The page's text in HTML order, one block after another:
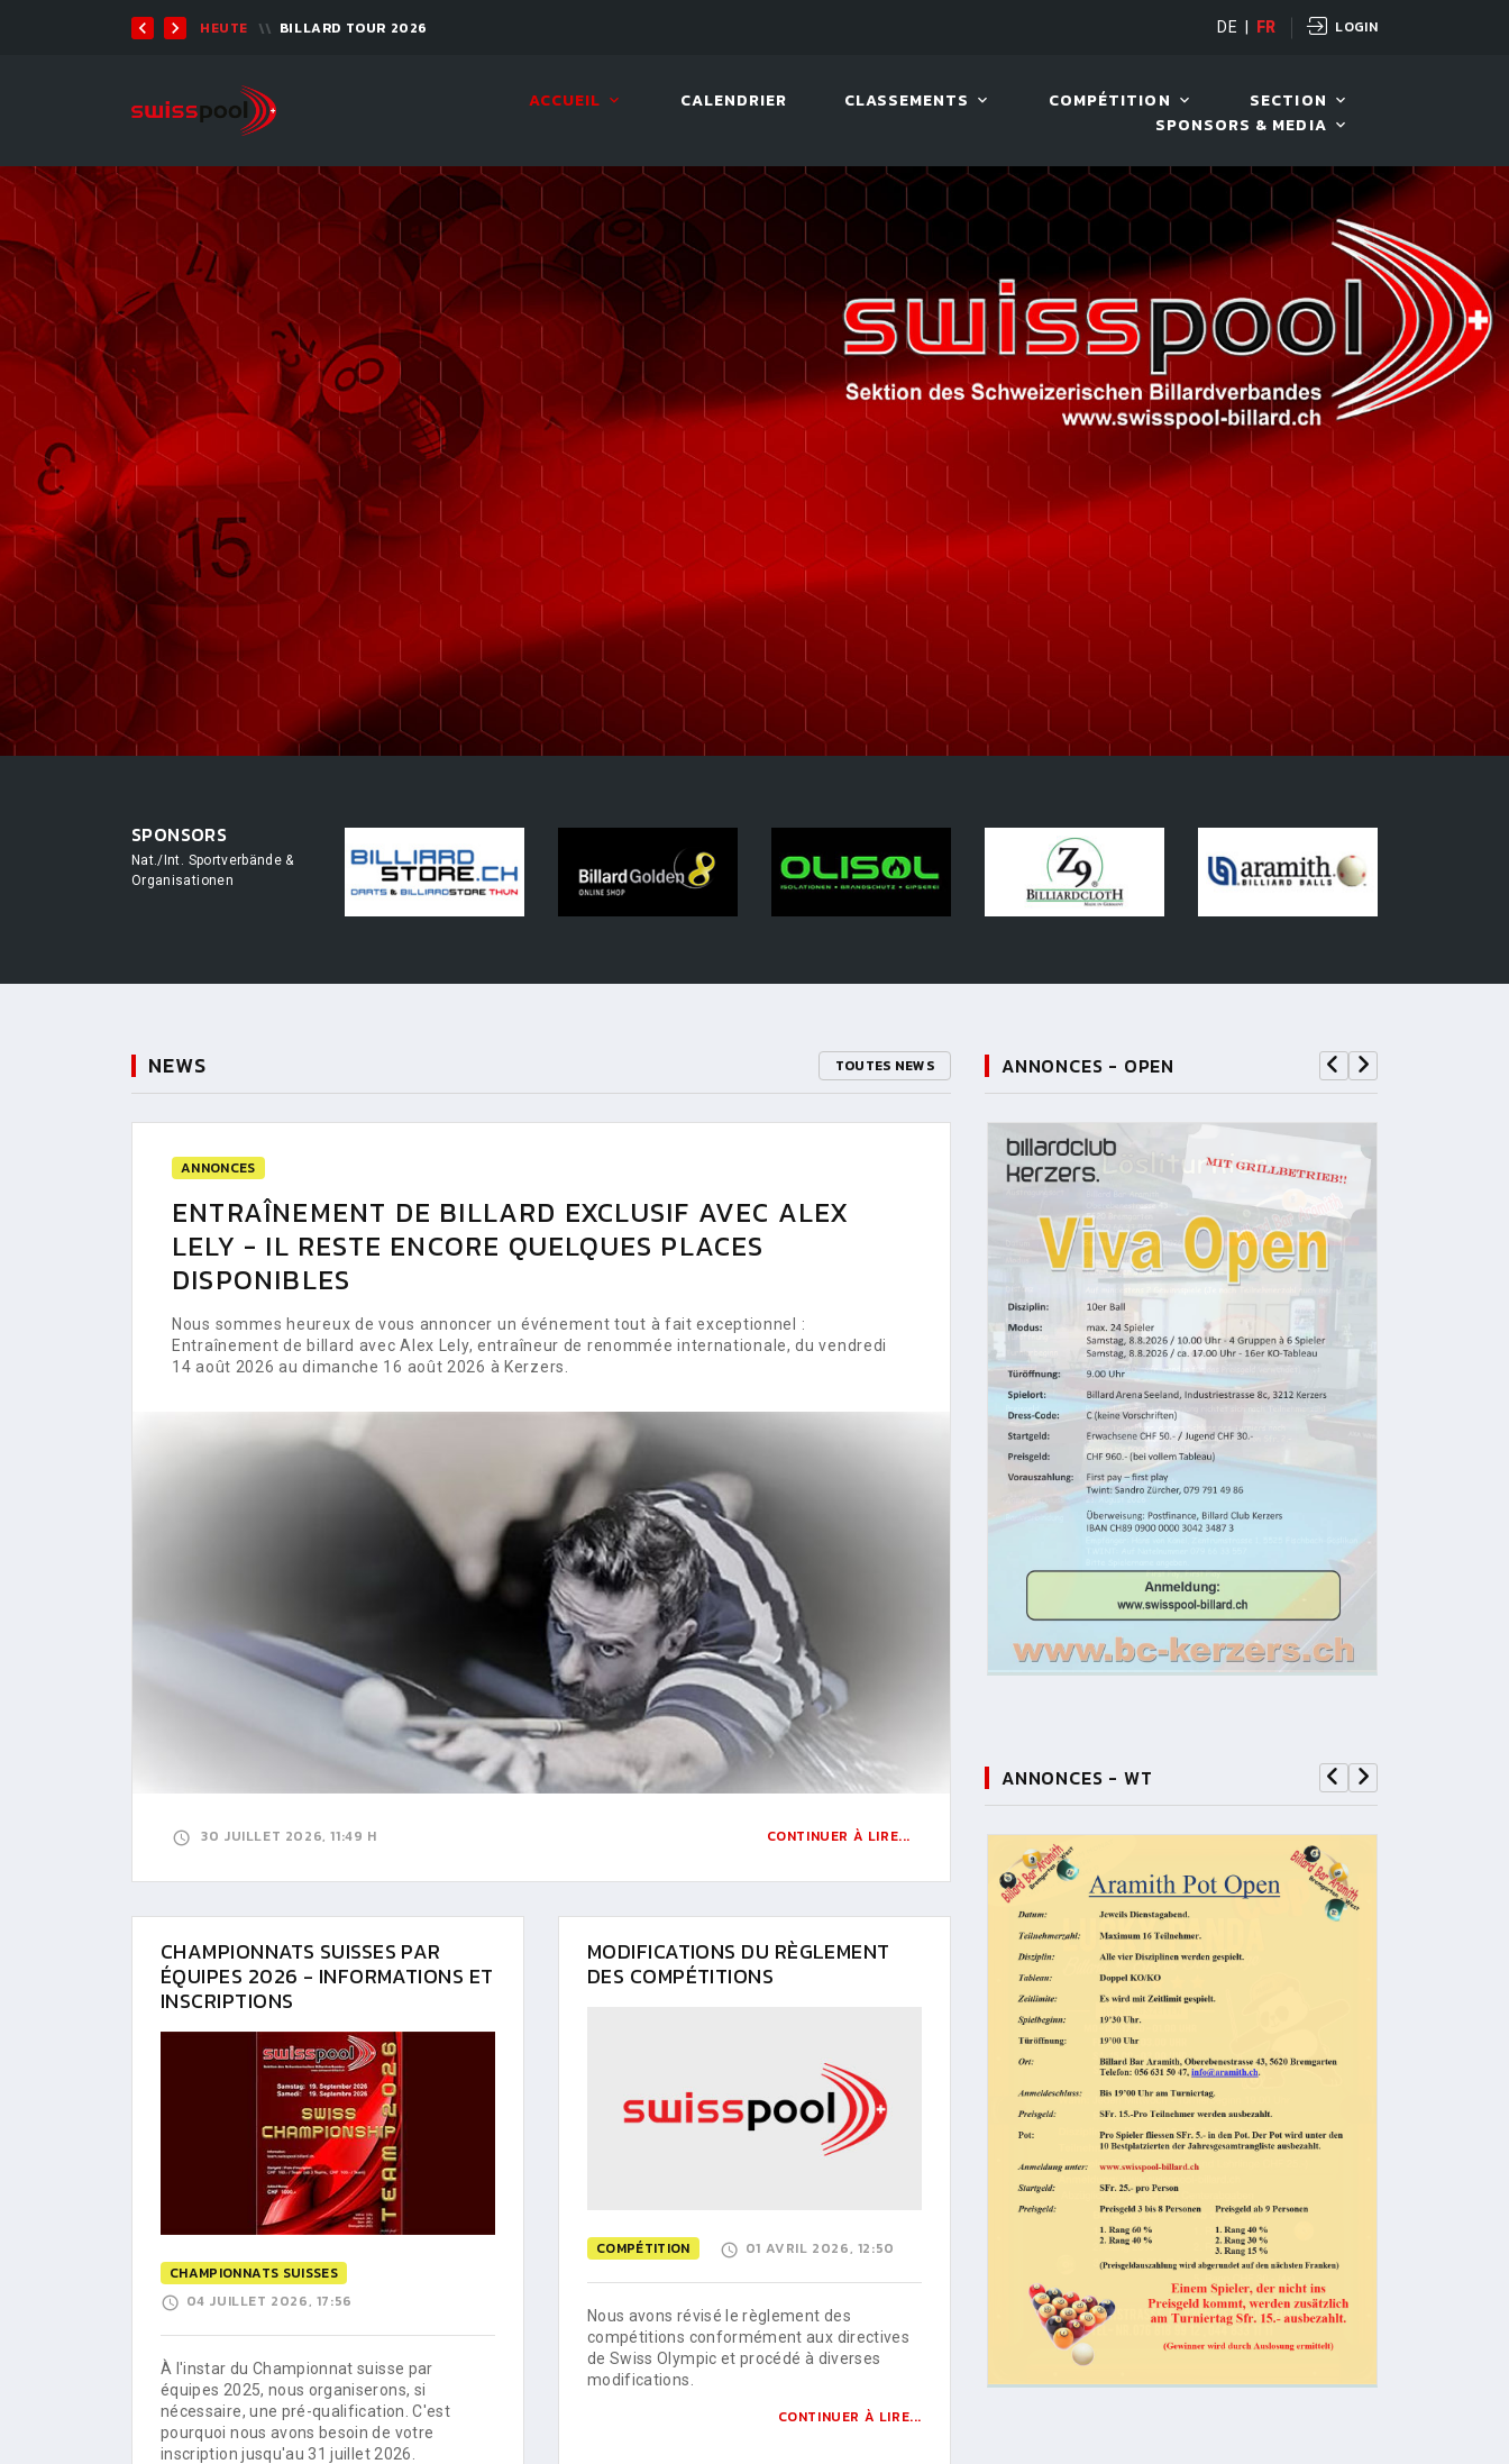
2026 - 9-BALL HEUTE BILLARD TOUR 2026 10 AOÛT. 2026, 19:00
DE FR LOGIN
ACCUEIL CALENDRIER CLASSEMENTS COMPÉTITION
SECTION
SPONSORS & MEDIA
SPONSORS
Nat./Int. Sportverbände &
Organisationen
NEWS TOUTES NEWS
ANNONCES
ENTRAÎNEMENT DE BILLARD EXCLUSIF AVEC ALEX
LELY - IL RESTE ENCORE QUELQUES PLACES
DISPONIBLES
Nous sommes heureux de vous annoncer un événement tout à fait exceptionnel :
Entraînement de billard avec Alex Lely, entraîneur de renommée internationale, du vendredi
14 août 2026 au dimanche 16 août 2026 à Kerzers.
30 JUILLET 2026, 11:49 H CONTINUER À LIRE...
CHAMPIONNATS SUISSES PAR
ÉQUIPES 2026 - INFORMATIONS ET
INSCRIPTIONS
CHAMPIONNATS SUISSES
04 JUILLET 2026, 17:56
À l'instar du Championnat suisse par
équipes 2025, nous organiserons, si
nécessaire, une pré-qualification. C'est
pourquoi nous avons besoin de votre
inscription jusqu'au 31 juillet 2026.
MODIFICATIONS DU RÈGLEMENT
DES COMPÉTITIONS
COMPÉTITION 01 AVRIL 2026, 12:50
Nous avons révisé le règlement des
compétitions conformément aux directives
de Swiss Olympic et procédé à diverses
modifications.
CONTINUER À LIRE...
ANNONCES - OPEN
ANNONCES - WT